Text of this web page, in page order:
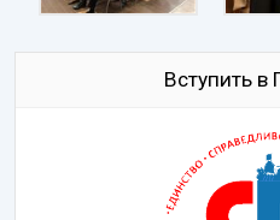
Вступить